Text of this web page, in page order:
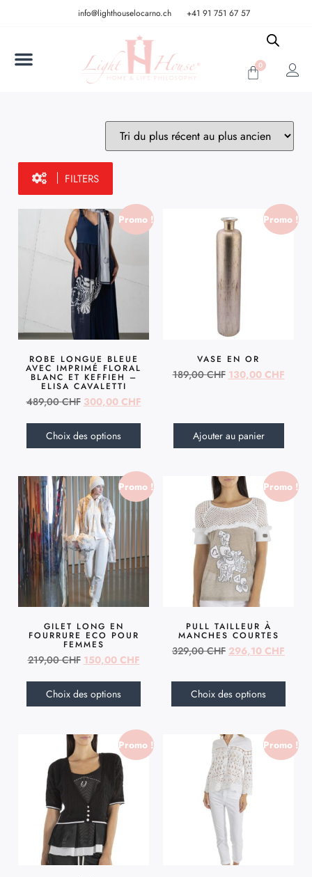
info@lighthouselocarno.ch +41 91 751 67 57
0
FILTERS
Promo !
ROBE LONGUE BLEUE
AVEC IMPRIMÉ FLORAL
BLANC ET KEFFIEH –
ELISA CAVALETTI
489,00CHF 300,00 CHF
Choix des options
Promo !
VASE EN OR
189,00CHF 130,00 CHF
Ajouter au panier
Promo !
GILET LONG EN
FOURRURE ECO POUR
FEMMES
219,00CHF 150,00 CHF
Choix des options
Promo !
PULL TAILLEUR À
MANCHES COURTES
329,00CHF 296,10 CHF
Choix des options
Promo ! Promo !